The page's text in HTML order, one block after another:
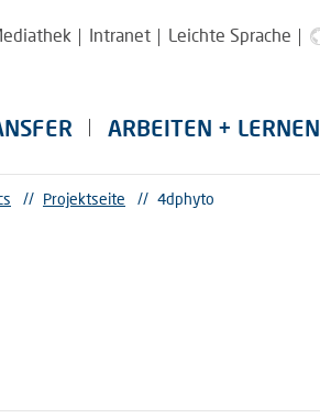
Intranet Leichte Sprache
ARBEITEN + LERNEN
// Projektseite // 4dphyto